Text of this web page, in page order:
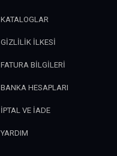
KATALOGLAR
GİZLİLİK İLKESİ
FATURA BİLGİLERİ
BANKA HESAPLARI
İPTAL VE İADE
YARDIM